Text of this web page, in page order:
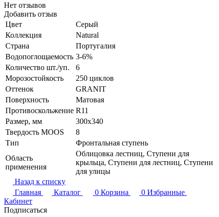
Нет отзывов
Добавить отзыв
Цвет
Серый
Коллекция
Natural
Страна
Португалия
Водопоглощаемость 3-6%
Количество шт./уп.
6
Морозостойкость
250 циклов
Оттенок
GRANIT
Поверхность
Матовая
Противоскольжение R11
Размер, мм
300x340
Твердость MOOS
8
Тип
Фронтальная ступень
Область
применения
Облицовка лестниц, Ступени для
крыльца, Ступени для лестниц, Ступени
для улицы
Назад к списку
Главная
Каталог 0 Корзина 0 Избранные
Кабинет
Подписаться